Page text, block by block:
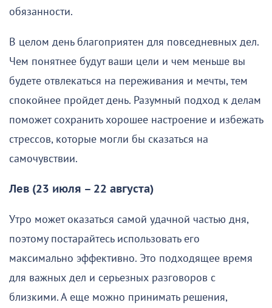
обязанности.
В целом день благоприятен для повседневных дел.
Чем понятнее будут ваши цели и чем меньше вы
будете отвлекаться на переживания и мечты, тем
спокойнее пройдет день. Разумный подход к делам
поможет сохранить хорошее настроение и избежать
стрессов, которые могли бы сказаться на
самочувствии.
Лев (23 июля – 22 августа)
Утро может оказаться самой удачной частью дня,
поэтому постарайтесь использовать его
максимально эффективно. Это подходящее время
для важных дел и серьезных разговоров с
близкими. А еще можно принимать решения,